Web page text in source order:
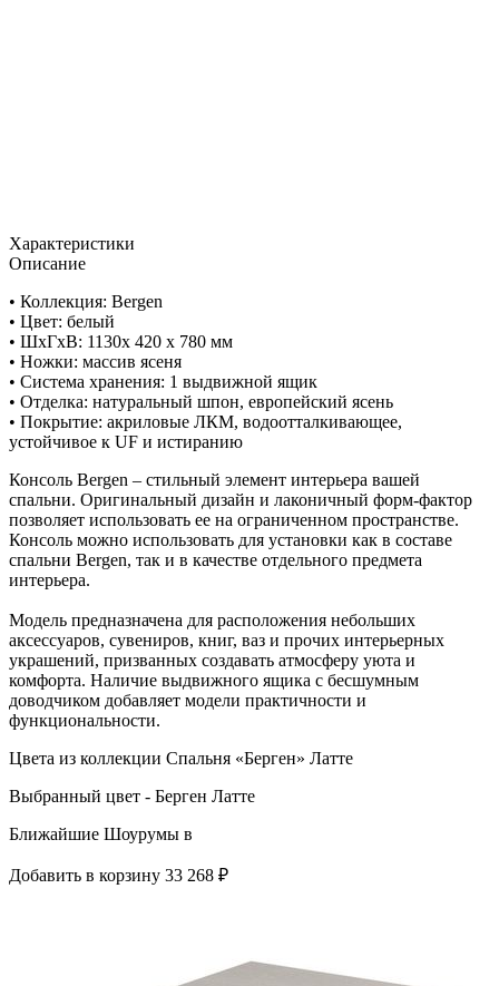
Характеристики
Описание
• Коллекция: Bergen
• Цвет: белый
• ШxГхВ: 1130х 420 х 780 мм
• Ножки: массив ясеня
• Система хранения: 1 выдвижной ящик
• Отделка: натуральный шпон, европейский ясень
• Покрытие: акриловые ЛКМ, водоотталкивающее,
устойчивое к UF и истиранию
Консоль Bergen – стильный элемент интерьера вашей
спальни. Оригинальный дизайн и лаконичный форм-фактор
позволяет использовать ее на ограниченном пространстве.
Консоль можно использовать для установки как в составе
спальни Bergen, так и в качестве отдельного предмета
интерьера.
Модель предназначена для расположения небольших
аксессуаров, сувениров, книг, ваз и прочих интерьерных
украшений, призванных создавать атмосферу уюта и
комфорта. Наличие выдвижного ящика с бесшумным
доводчиком добавляет модели практичности и
функциональности.
Цвета из коллекции Спальня «Берген» Латте
Выбранный цвет - Берген Латте
Ближайшие Шоурумы в
Добавить в корзину 33 268 ₽